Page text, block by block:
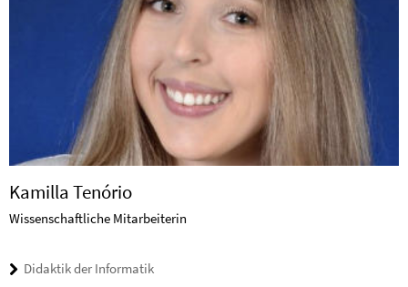
Kamilla Tenório
Wissenschaftliche Mitarbeiterin
Didaktik der Informatik